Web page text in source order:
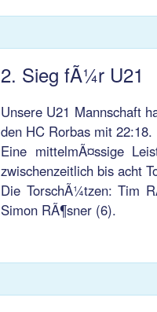
2. Sieg fÃ¼r U21
Unsere U21 Mannschaft
den HC Rorbas mit 22:18.
Eine mittelmÃ¤ssige
zwischenzeitlich bis acht
Die TorschÃ¼tzen: Tim
Simon RÃ¶sner (6).